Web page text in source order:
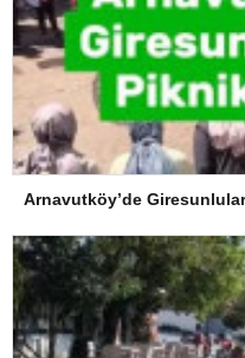
Arnavutköy’de